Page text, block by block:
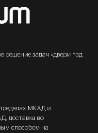
задач «двери под
МКАД и
доставка во
способом на